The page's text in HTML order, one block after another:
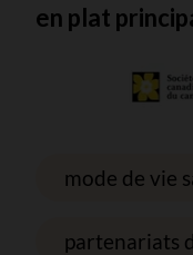
en plat
mode de vie
partenariats